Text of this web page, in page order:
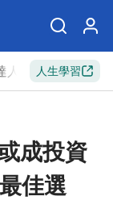
新手入門
人生學習
成投資
佳選